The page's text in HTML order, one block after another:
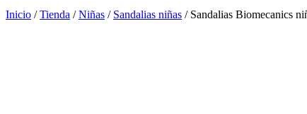
Inicio /Tienda /Niñas / Sandalias niñas / Sandalias Biomecanics